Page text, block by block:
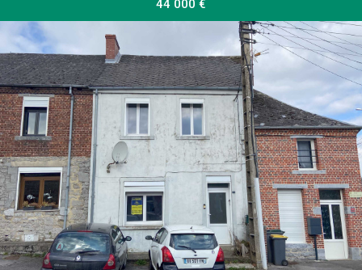
5KM 10KM 25KM
RECHERCHER
+ de critères
44 000 €